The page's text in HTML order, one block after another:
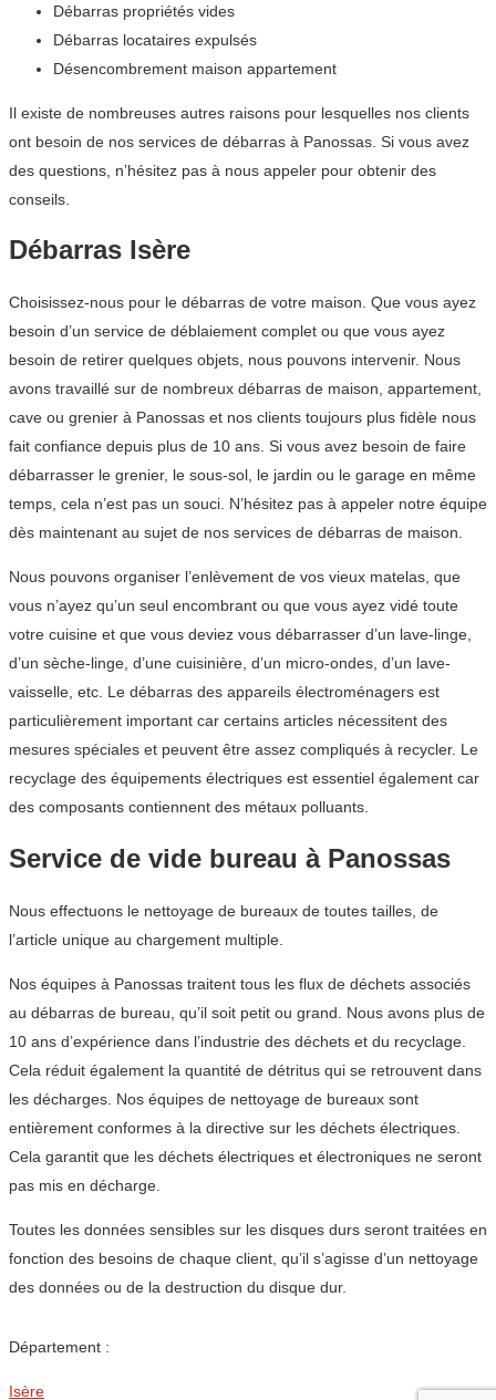
Débarras propriétés vides
Débarras locataires expulsés
Désencombrement maison appartement
Il existe de nombreuses autres raisons pour lesquelles nos clients
ont besoin de nos services de débarras à Panossas. Si vous avez
des questions, n’hésitez pas à nous appeler pour obtenir des
conseils.
Débarras Isère
Choisissez-nous pour le débarras de votre maison. Que vous ayez
besoin d’un service de déblaiement complet ou que vous ayez
besoin de retirer quelques objets, nous pouvons intervenir. Nous
avons travaillé sur de nombreux débarras de maison, appartement,
cave ou grenier à Panossas et nos clients toujours plus fidèle nous
fait confiance depuis plus de 10 ans. Si vous avez besoin de faire
débarrasser le grenier, le sous-sol, le jardin ou le garage en même
temps, cela n’est pas un souci. N’hésitez pas à appeler notre équipe
dès maintenant au sujet de nos services de débarras de maison.
Nous pouvons organiser l’enlèvement de vos vieux matelas, que
vous n’ayez qu’un seul encombrant ou que vous ayez vidé toute
votre cuisine et que vous deviez vous débarrasser d’un lave-linge,
d’un sèche-linge, d’une cuisinière, d’un micro-ondes, d’un lave-
vaisselle, etc. Le débarras des appareils électroménagers est
particulièrement important car certains articles nécessitent des
mesures spéciales et peuvent être assez compliqués à recycler. Le
recyclage des équipements électriques est essentiel également car
des composants contiennent des métaux polluants.
Service de vide bureau à Panossas
Nous effectuons le nettoyage de bureaux de toutes tailles, de
l’article unique au chargement multiple.
Nos équipes à Panossas traitent tous les flux de déchets associés
au débarras de bureau, qu’il soit petit ou grand. Nous avons plus de
10 ans d’expérience dans l’industrie des déchets et du recyclage.
Cela réduit également la quantité de détritus qui se retrouvent dans
les décharges. Nos équipes de nettoyage de bureaux sont
entièrement conformes à la directive sur les déchets électriques.
Cela garantit que les déchets électriques et électroniques ne seront
pas mis en décharge.
Toutes les données sensibles sur les disques durs seront traitées en
fonction des besoins de chaque client, qu’il s’agisse d’un nettoyage
des données ou de la destruction du disque dur.
Département :
Isère